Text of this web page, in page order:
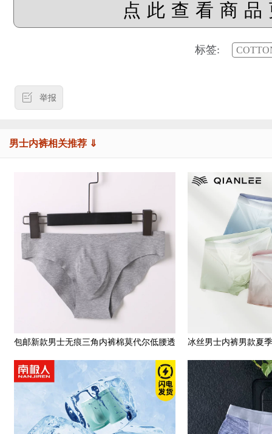
点此查看商
标签:
举报
男士内裤相关推荐 ⇓
包邮新款男士无痕三角内裤棉莫代尔低腰透
气性感凸裤衩不缝线
冰丝男士内裤男款夏
2023新款简